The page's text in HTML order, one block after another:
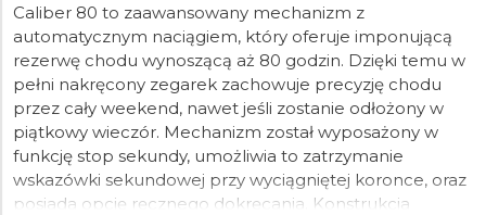
granice i nieustannie wprowadzać innowacje, aby
osiągnąć perfekcję. Kolekcja Baroncelli oferuje
klasyczną interpretację zegarków, inspirowaną wzniosłą
i ponadczasową estetyką instrumentów strunowych.
Modele Commander wyróżniają się wyjątkowym,
kultowym designem. Panie z pewnością docenią
delikatną, elegancką kolekcję Rainflower, której
symbolem jest kwiat lotosu w połączeniu z masą
Caliber 80 to zaawansowany mechanizm z
automatycznym naciągiem, który oferuje imponującą
rezerwę chodu wynoszącą aż 80 godzin. Dzięki temu w
pełni nakręcony zegarek zachowuje precyzję chodu
przez cały weekend, nawet jeśli zostanie odłożony w
piątkowy wieczór. Mechanizm został wyposażony w
funkcję stop sekundy, umożliwia to zatrzymanie
wskazówki sekundowej przy wyciągniętej koronce, oraz
posiada opcję ręcznego dokręcania. Konstrukcja